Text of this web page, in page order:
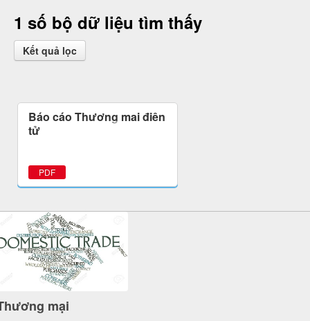
1 số bộ dữ liệu tìm thấy
Kết quả lọc
Báo cáo Thương mại điện
tử
PDF
mại